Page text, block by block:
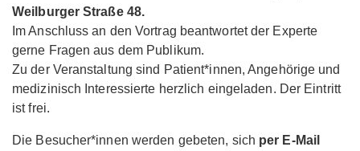
Weilburger Straße 48.
Im Anschluss an den Vortrag beantwortet der Experte
gerne Fragen aus dem Publikum.
Zu der Veranstaltung sind Patient*innen, Angehörige und
medizinisch Interessierte herzlich eingeladen. Der Eintritt
ist frei.
Die Besucher*innen werden gebeten, sich per E-Mail